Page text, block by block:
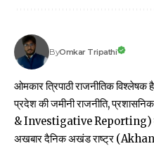
ByOmkar Tripathi
ओमकार त्रिपाठी राजनीतिक विश्लेषक
प्रदेश की जमीनी राजनीति,
& Investigative Reporting) में
अखबार दैनिक अखंड राष्ट्र